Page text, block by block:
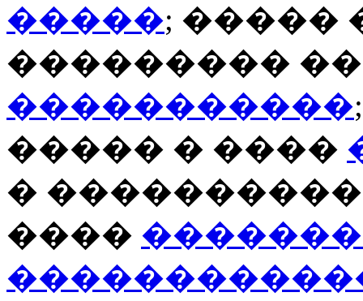
�����; �����
���������
�����������
����� � ����
�
����